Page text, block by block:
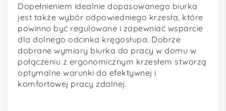
Dopełnieniem idealnie dopasowanego biurka
jest także wybór odpowiedniego krzesła, które
powinno być regulowane i zapewniać wsparcie
dla dolnego odcinka kręgosłupa. Dobrze
dobrane wymiary biurka do pracy w domu w
połączeniu z ergonomicznym krzesłem stworzą
optymalne warunki do efektywnej i
komfortowej pracy zdalnej.